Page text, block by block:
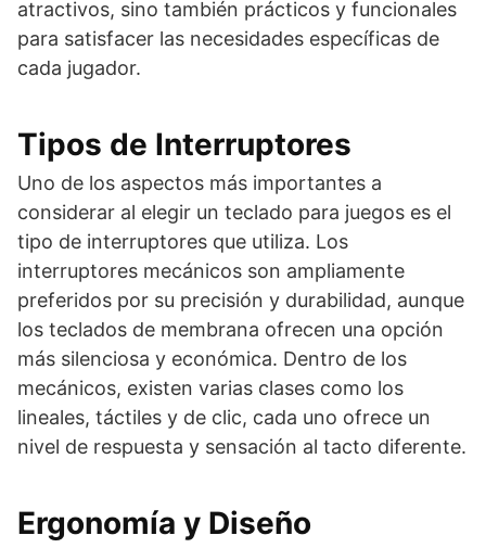
atractivos, sino también prácticos y funcionales
para satisfacer las necesidades específicas de
cada jugador.
Tipos de Interruptores
Uno de los aspectos más importantes a
considerar al elegir un teclado para juegos es el
tipo de interruptores que utiliza. Los
interruptores mecánicos son ampliamente
preferidos por su precisión y durabilidad, aunque
los teclados de membrana ofrecen una opción
más silenciosa y económica. Dentro de los
mecánicos, existen varias clases como los
lineales, táctiles y de clic, cada uno ofrece un
nivel de respuesta y sensación al tacto diferente.
Ergonomía y Diseño